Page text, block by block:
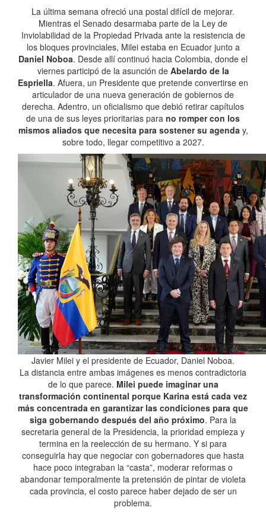
La última semana ofreció una postal difícil de mejorar.
Mientras el Senado desarmaba parte de la Ley de
Inviolabilidad de la Propiedad Privada ante la resistencia de
los bloques provinciales, Milei estaba en Ecuador junto a
Daniel Noboa. Desde allí continuó hacia Colombia, donde el
viernes participó de la asunción de Abelardo de la
Espriella. Afuera, un Presidente que pretende convertirse en
articulador de una nueva generación de gobiernos de
derecha. Adentro, un oficialismo que debió retirar capítulos
de una de sus leyes prioritarias para no romper con los
mismos aliados que necesita para sostener su agenday,
sobre todo, llegar competitivo a 2027.
Javier Milei y el presidente de Ecuador, Daniel Noboa.
La distancia entre ambas imágenes es menos contradictoria
de lo que parece. Milei puede imaginar una
transformación continental porque Karina está cada vez
más concentrada en garantizar las condiciones para que
siga gobernando después del año próximo. Para la
secretaria general de la Presidencia, la prioridad empieza y
termina en la reelección de su hermano. Y si para
conseguirla hay que negociar con gobernadores que hasta
hace poco integraban la “casta”, moderar reformas o
abandonar temporalmente la pretensión de pintar de violeta
cada provincia, el costo parece haber dejado de ser un
problema.